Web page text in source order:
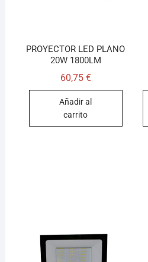
PROYECTOR LED PLANO
20W 1800LM
60,75 €
Añadir al
carrito